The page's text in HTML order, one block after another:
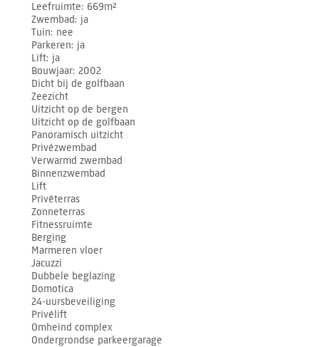
Leefruimte 669m²
Zwembad ja
Tuin nee
Parkeren ja
Lift ja
Bouwjaar 2002
Dicht bij de golfbaan
Zeezicht
Uitzicht op de bergen
Uitzicht op de golfbaan
Panoramisch uitzicht
Privézwembad
Verwarmd zwembad
Binnenzwembad
Lift
Privéterras
Zonneterras
Fitnessruimte
Berging
Marmeren vloer
Jacuzzi
Dubbele beglazing
Domotica
24-uursbeveiliging
Privélift
Omheind complex
Ondergrondse parkeergarage